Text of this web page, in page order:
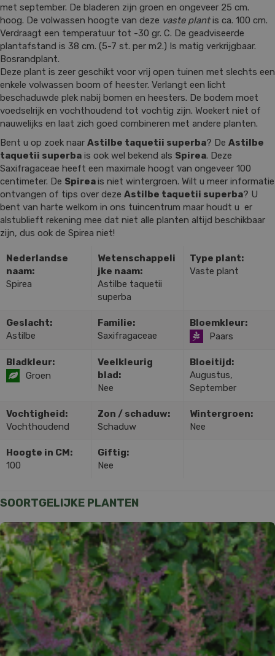
met september. De bladeren zijn groen en ongeveer 25 cm.
hoog. De volwassen hoogte van deze vaste plantis ca. 100 cm.
Verdraagt een temperatuur tot -30 gr. C. De geadviseerde
plantafstand is 38 cm. (5-7 st. per m2.) Is matig verkrijgbaar.
Bosrandplant.
Deze plant is zeer geschikt voor vrij open tuinen met slechts een
enkele volwassen boom of heester. Verlangt een licht
beschaduwde plek nabij bomen en heesters. De bodem moet
voedselrijk en vochthoudend tot vochtig zijn. Woekert niet of
nauwelijks en laat zich goed combineren met andere planten.
Bent u op zoek naar Astilbe taquetii superba? De Astilbe
taquetii superba is ook wel bekend als Spirea. Deze
Saxifragaceae heeft een maximale hoogt van ongeveer 100
centimeter. De Spireais niet wintergroen. Wilt u meer informatie
ontvangen of tips over deze Astilbe taquetii superba? U
bent van harte welkom in ons tuincentrum maar houdt u er
alstublieft rekening mee dat niet alle planten altijd beschikbaar
zijn, dus ook de Spirea niet!
Nederlandse
naam:
Spirea
Wetenschappeli
jke naam:
Astilbe taquetii
superba
Type plant:
Vaste plant
Geslacht:
Astilbe
Familie:
Saxifragaceae
Bloemkleur:
Paars
Bladkleur:
Groen
Veelkleurig
blad:
Nee
Bloeitijd:
Augustus,
September
Vochtigheid:
Vochthoudend
Zon / schaduw:
Schaduw
Wintergroen:
Nee
Hoogte in CM:
100
Giftig:
Nee
SOORTGELIJKE PLANTEN